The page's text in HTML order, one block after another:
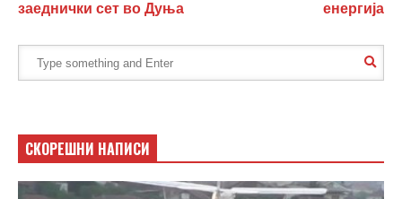
заеднички сет во Дуња
енергија
СКОРЕШНИ НАПИСИ